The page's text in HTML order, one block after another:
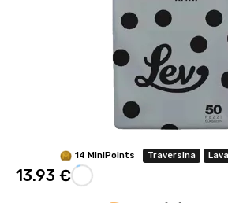
14 MiniPoints Traversina
13.93 €